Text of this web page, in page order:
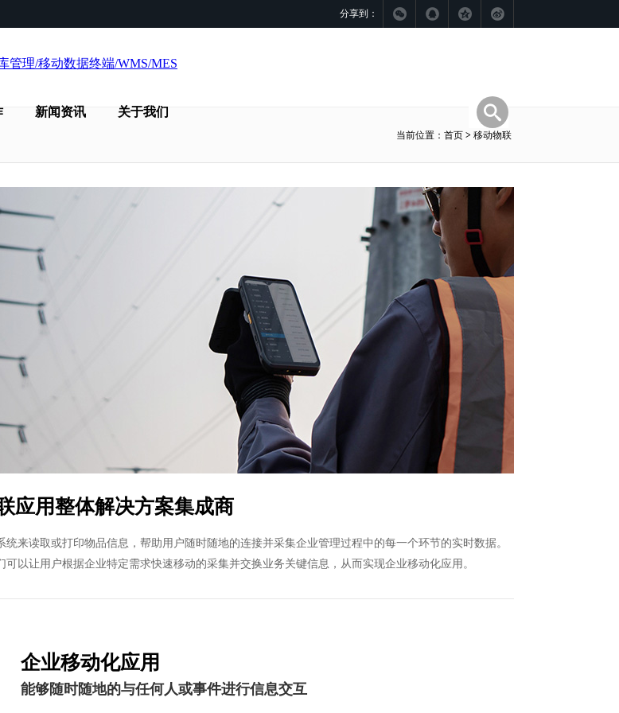
分享到：
新闻资讯 关于我们
当前位置： 首页 > 移动物联
应用整体解决方案集成商
来读取或打印物品信息，帮助用户随时随地的连接并采集企业管理过程中的每一个环节的实时数据。
以让用户根据企业特定需求快速移动的采集并交换业务关键信息，从而实现企业移动化应用。
企业移动化应用
能够随时随地的与任何人或事件进行信息交互